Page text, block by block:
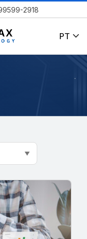
PT expand_more
2918